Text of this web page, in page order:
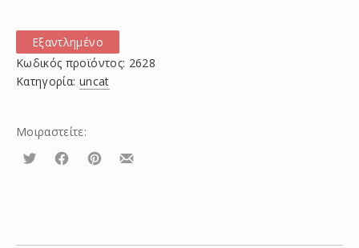
Εξαντλημένο
Κωδικός προϊόντος: 2628
Κατηγορία: uncat
Μοιραστείτε:
Τουίτα ΜοιραστείτεΜοιραστείτεΜοιραστείτε